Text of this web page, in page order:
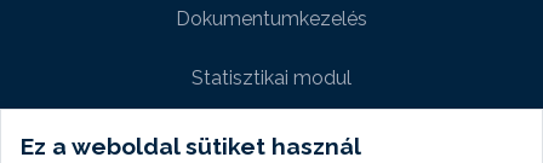
Ez a weboldal sütiket használ
Dokumentumkezelés
Statisztikai modul
Weboldal modul